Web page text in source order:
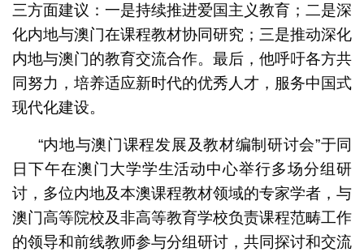
三方面建议：一是持续推进爱国主义教育；二是深
化内地与澳门在课程教材协同研究；三是推动深化
内地与澳门的教育交流合作。最后，他呼吁各方共
同努力，培养适应新时代的优秀人才，服务中国式
现代化建设。
“内地与澳门课程发展及教材编制研讨会”于同
日下午在澳门大学学生活动中心举行多场分组研
讨，多位内地及本澳课程教材领域的专家学者，与
澳门高等院校及非高等教育学校负责课程范畴工作
的领导和前线教师参与分组研讨，共同探讨和交流